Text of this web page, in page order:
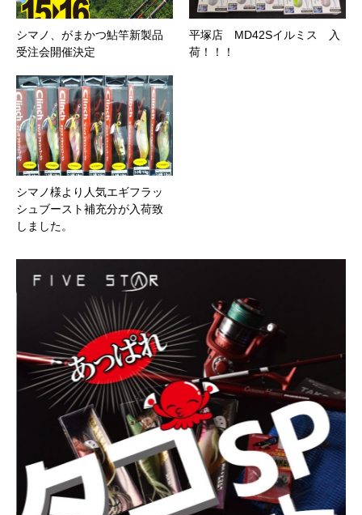
シマノ、がまかつ鮎竿新製品
受注会開催決定
平塚店 MD42Sイルミス 入
荷！！！
シマノ様より人気エギフラッ
シュブースト補充分が入荷致
しました。